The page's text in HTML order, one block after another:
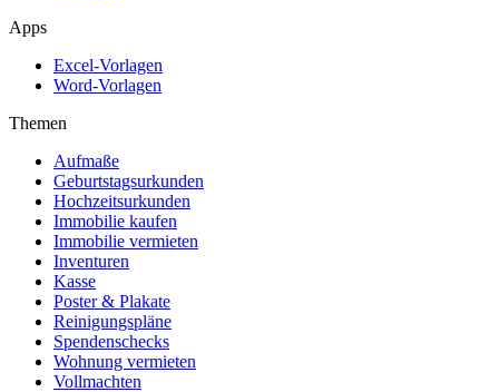
Apps
Excel-Vorlagen
Word-Vorlagen
Themen
Aufmaße
Geburtstagsurkunden
Hochzeitsurkunden
Immobilie kaufen
Immobilie vermieten
Inventuren
Kasse
Poster & Plakate
Reinigungspläne
Spendenschecks
Wohnung vermieten
Vollmachten